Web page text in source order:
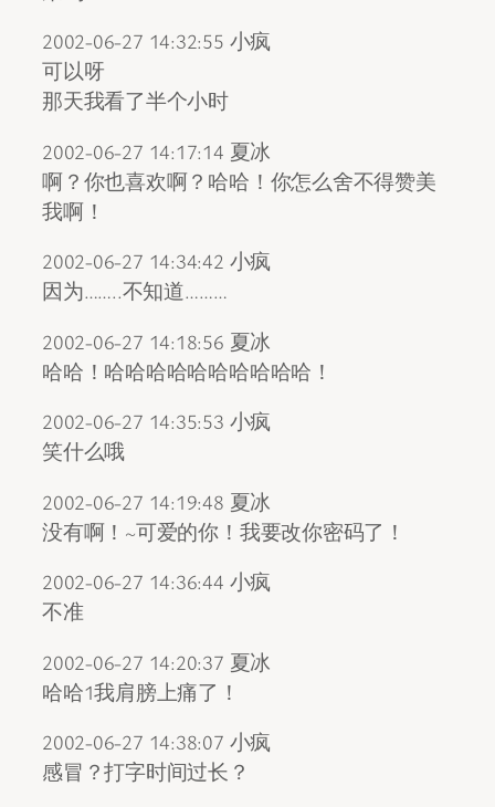
2002-06-27 14:32:55 小疯
可以呀
那天我看了半个小时
2002-06-27 14:17:14 夏冰
啊？你也喜欢啊？哈哈！你怎么舍不得赞美
我啊！
2002-06-27 14:34:42 小疯
因为……..不知道………
2002-06-27 14:18:56 夏冰
哈哈！哈哈哈哈哈哈哈哈哈哈！
2002-06-27 14:35:53 小疯
笑什么哦
2002-06-27 14:19:48 夏冰
没有啊！~可爱的你！我要改你密码了！
2002-06-27 14:36:44 小疯
不准
2002-06-27 14:20:37 夏冰
哈哈1我肩膀上痛了！
2002-06-27 14:38:07 小疯
感冒？打字时间过长？